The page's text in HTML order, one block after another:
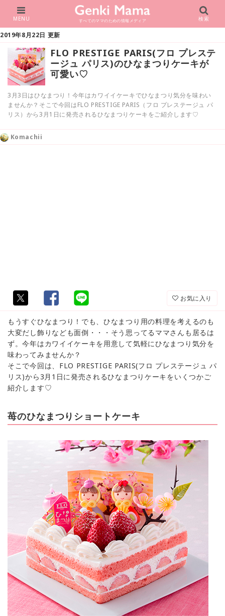
すべてのママのための情報メディア
MENU 検索
2019年8月22日 更新
FLO PRESTIGE PARIS(フロ プレステ
ージュ パリス)のひなまつりケーキが
可愛い♡
3月3日はひなまつり！今年はカワイイケーキでひなまつり気分を味わい
ませんか？そこで今回はFLO PRESTIGE PARIS（フロ プレステージュ パ
リス）から3月1日に発売されるひなまつりケーキをご紹介します♡
Komachii
お気に入り
もうすぐひなまつり！でも、ひなまつり用の料理を考えるのも
大変だし飾りなども面倒・・・そう思ってるママさんも居るは
ず。今年はカワイイケーキを用意して気軽にひなまつり気分を
味わってみませんか？
そこで今回は、FLO PRESTIGE PARIS(フロ プレステージュ パ
リス)から3月1日に発売されるひなまつりケーキをいくつかご
紹介します♡
苺のひなまつりショートケーキ